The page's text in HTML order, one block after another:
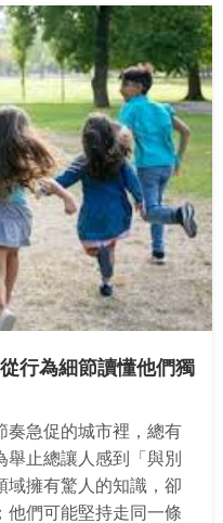
行為細節讀懂他們獨
奏急促的城市裡，總有
舉止總讓人感到「與別
域擁有驚人的知識，卻
他們可能堅持走同一條